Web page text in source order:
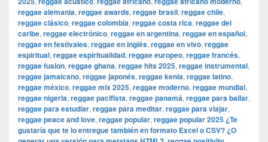
reggae alemania, reggae awards, reggae brasil, reggae chile,
reggae clásico, reggae colombia, reggae costa rica, reggae del
caribe, reggae electrónico, reggae en argentina, reggae en español,
reggae en festivales, reggae en inglés, reggae en vivo, reggae
espiritual, reggae espiritualidad, reggae europeo, reggae francés,
reggae fusion, reggae ghana, reggae hits 2025, reggae instrumental,
reggae jamaicano, reggae japonés, reggae kenia, reggae latino,
reggae méxico, reggae mix 2025, reggae moderno, reggae mundial,
reggae nigeria, reggae pacifista, reggae panamá, reggae para bailar,
reggae para estudiar, reggae para meditar, reggae para viajar,
reggae peace and love, reggae popular, reggae popular 2025 ¿Te
gustaría que te lo entregue también en formato Excel o CSV? ¿O